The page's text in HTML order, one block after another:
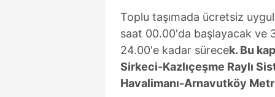
Toplu taşımada ücretsiz
saat 00.00'da başlayacak ve
24.00'e kadar sürecek. Bu
Sirkeci-Kazlıçeşme Raylı
Havalimanı-Arnavutköy